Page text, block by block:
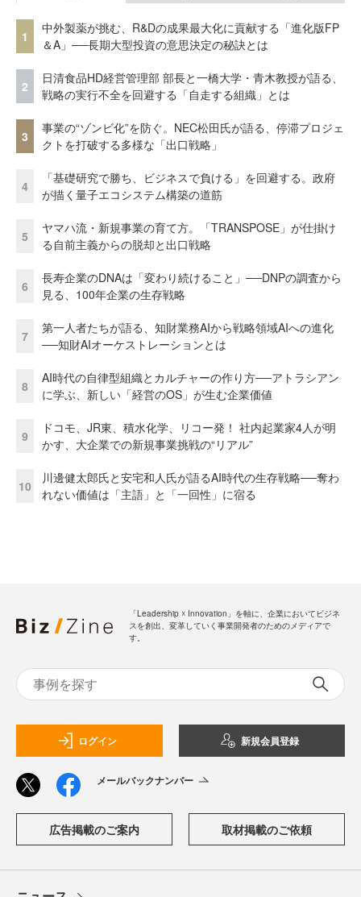
1
中外製薬が挑む、R&Dの成果最大化に貢献する「進化版FP
＆A」──長期大型投資の意思決定の秘訣とは
2
日清食品HD経営管理部 部長と一橋大学・青木教授が語る、
戦略の実行不全を回避する「自走する組織」とは
3
事業の“ゾンビ化”を防ぐ。NEC松田氏が語る、停滞プロジェ
クトを打破する多様な「出口戦略」
4
「基礎研究で勝ち、ビジネスで負ける」を回避する。政府
が描く量子エコシステム構築の道筋
5
ヤマハ流・新規事業の育て方。「TRANSPOSE」が仕掛け
る自前主義からの脱却と出口戦略
6
長寿企業のDNAは「変わり続けること」──DNPの調査から
見る、100年企業の生存戦略
7
第一人者たちが語る、知財業務AIから戦略領域AIへの進化
──知財AIオーケストレーションとは
8
AI時代の自律型組織とカルチャーの作り方──アトラシアン
に学ぶ、新しい「経営のOS」が生む企業価値
9
ドコモ、JR東、積水化学、リコー発！ 社内起業家4人が明
かす、大企業での新規事業挑戦の“リアル”
10
川邊健太郎氏と安宅和人氏が語るAI時代の生存戦略──奪わ
れない価値は「主語」と「一回性」に宿る
「Leadership ☓ Innovation」を軸に、企業においてビジネ
スを創出、変革していく事業開発者のためのメディアで
す。
ログイン 新規会員登録
メールバックナンバー
広告掲載のご案内 取材掲載のご依頼